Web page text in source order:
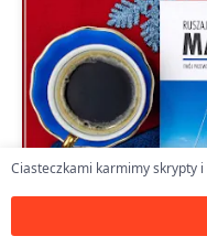
Przewodnik po
Ciasteczkami karmimy skrypty